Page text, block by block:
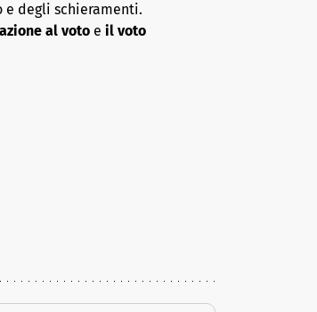
degli schieramenti.
al voto e il voto